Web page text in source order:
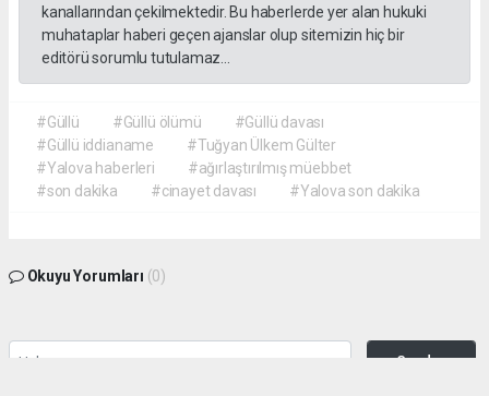
kanallarından çekilmektedir. Bu haberlerde yer alan hukuki
muhataplar haberi geçen ajanslar olup sitemizin hiç bir
editörü sorumlu tutulamaz...
#Güllü #Güllü ölümü
#Güllü davası
#Güllü iddianame
#Tuğyan Ülkem Gülter
#Yalova haberleri
#ağırlaştırılmış müebbet
#son dakika
#cinayet davası #Yalova son dakika
Okuyu Yorumları (0)
Gonder